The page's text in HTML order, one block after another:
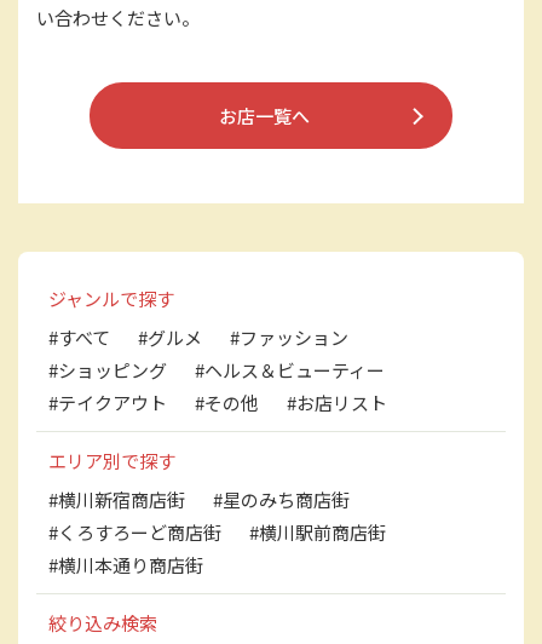
い合わせください。
お店一覧へ
ジャンルで探す
#すべて
#グルメ
#ファッション
#ショッピング
#ヘルス＆ビューティー
#テイクアウト
#その他 #お店リスト
エリア別で探す
#横川新宿商店街
#星のみち商店街
#くろすろーど商店街
#横川駅前商店街
#横川本通り商店街
絞り込み検索